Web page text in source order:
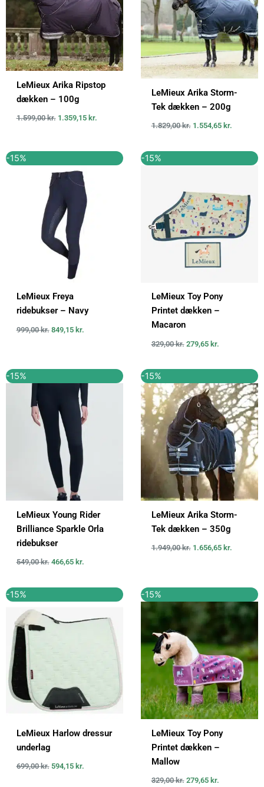
LeMieux Arika Ripstop
dækken – 100g
1.599,00kr. 1.359,15 kr.
LeMieux Arika Storm-
Tek dækken – 200g
1.829,00kr. 1.554,65 kr.
-15%
LeMieux Freya
ridebukser – Navy
999,00kr.
oprindelige
pris
var:
999,00 kr..
849,15 kr.
aktuelle
pris
er:
849,15 kr..
-15%
LeMieux Toy Pony
Printet dækken –
Macaron
329,00kr.
oprindelige
329,00 kr..
279,65 kr.
aktuelle
279,65 kr..
-15%
LeMieux Young Rider
Brilliance Sparkle Orla
ridebukser
549,00kr.
oprindelige
549,00 kr..
466,65 kr.
aktuelle
pris
er:
466,65 kr..
-15%
LeMieux Arika Storm-
Tek dækken – 350g
1.949,00kr.
oprindelige
pris
var:
1.949,00 kr..
1.656,65 kr.
aktuelle
pris
er:
1.656,65
-15%
LeMieux Harlow dressur
underlag
699,00kr.
oprindelige
var:
594,15 kr.
aktuelle
er:
594,15 kr..
-15%
LeMieux Toy Pony
Printet dækken –
Mallow
329,00kr.
oprindelige
279,65 kr.
aktuelle